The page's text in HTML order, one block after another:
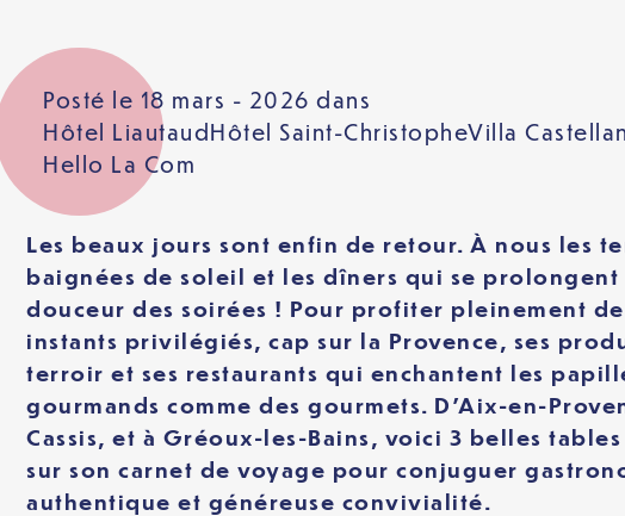
Posté le 18 mars - 2026 dans
Hôtel LiautaudHôtel Saint-ChristopheVilla
Hello La Com
Les beaux jours sont enfin de retour. À nous les
baignées de soleil et les dîners qui se prolongent
douceur des soirées ! Pour profiter pleinement de
instants privilégiés, cap sur la Provence, ses
terroir et ses restaurants qui enchantent les
gourmands comme des gourmets. D’Aix-en-
Cassis, et à Gréoux-les-Bains, voici 3 belles
sur son carnet de voyage pour conjuguer
authentique et généreuse convivialité.